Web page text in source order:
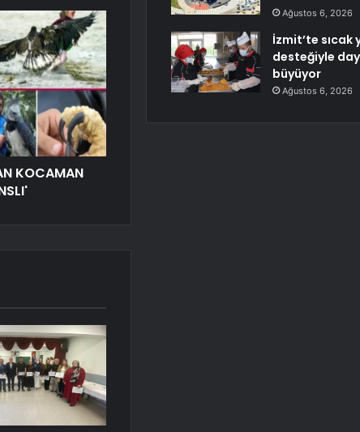
KOCAMAN
Ağustos 6, 2026
İzmit’te sıcak
desteğiyle
büyüyor
Ağustos 6, 2026